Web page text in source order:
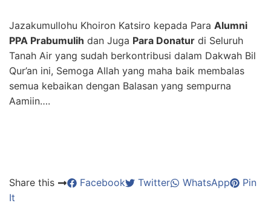
Jazakumullohu Khoiron Katsiro kepada Para Alumni
PPA Prabumulih dan Juga Para Donatur di Seluruh
Tanah Air yang sudah berkontribusi dalam Dakwah Bil
Qur’an ini, Semoga Allah yang maha baik membalas
semua kebaikan dengan Balasan yang sempurna
Aamiin….
Share this Facebook Twitter WhatsApp
Pin
It